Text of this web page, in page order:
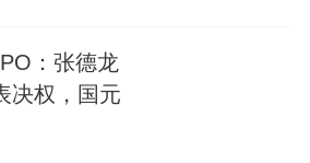
：张德龙
决权，国元